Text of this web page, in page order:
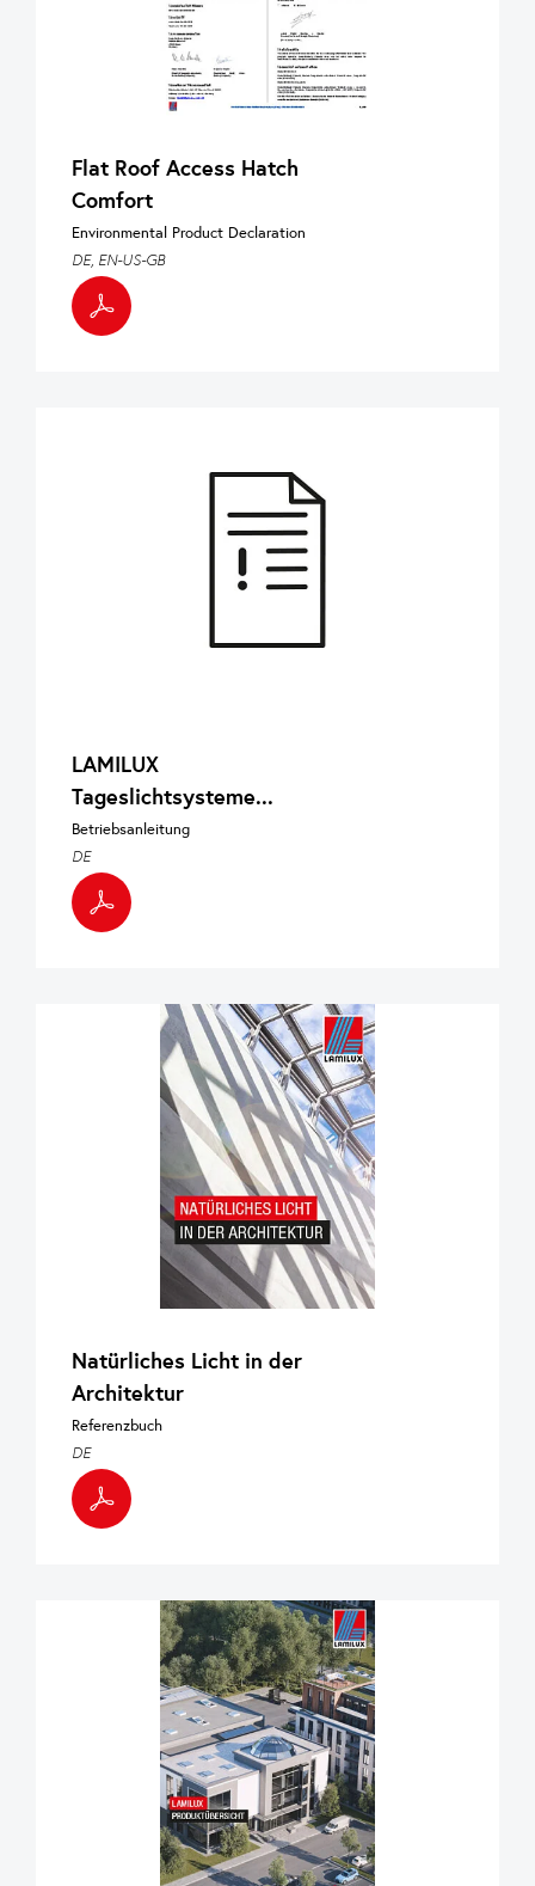
Flat Roof Access Hatch
Comfort
Environmental Product Declaration
DE, EN-US-GB
LAMILUX
Tageslichtsysteme...
Betriebsanleitung
DE
Natürliches Licht in der
Architektur
Referenzbuch
DE